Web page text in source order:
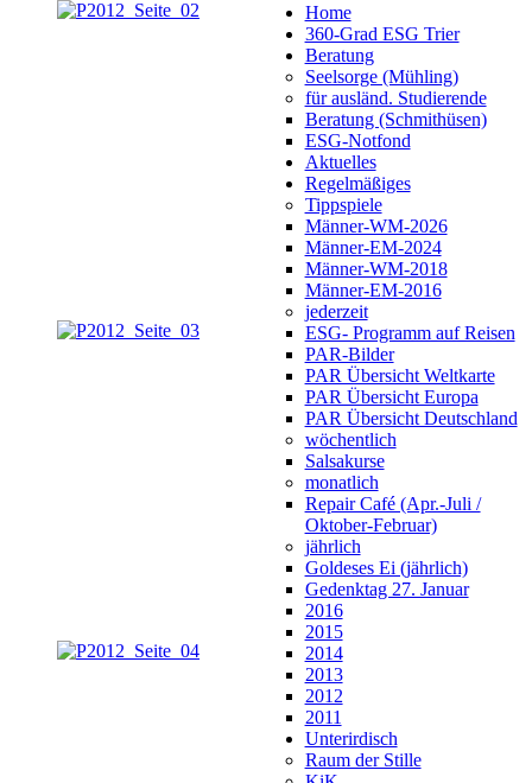
Home
360-Grad ESG Trier
Beratung
Seelsorge (Mühling)
für ausländ. Studierende
Beratung (Schmithüsen)
ESG-Notfond
Aktuelles
Regelmäßiges
Tippspiele
Männer-WM-2026
Männer-EM-2024
Männer-WM-2018
Männer-EM-2016
jederzeit
ESG- Programm auf Reisen
PAR-Bilder
PAR Übersicht Weltkarte
PAR Übersicht Europa
PAR Übersicht Deutschland
wöchentlich
Salsakurse
monatlich
Repair Café (Apr.-Juli /
Oktober-Februar)
jährlich
Goldeses Ei (jährlich)
Gedenktag 27. Januar
2016
2015
2014
2013
2012
2011
Unterirdisch
Raum der Stille